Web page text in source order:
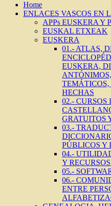
Home
ENLACES VASCOS EN
APPs EUSKERA Y
EUSKAL ETXEAK
EUSKERA
01.- ATLAS,
EUSKERA,
TEMÁTICOS,
HECHAS
02.- CURSOS
GRATUITOS
03.-
PÚBLICOS Y
04.-
Y
05.-
06.-
ENTRE